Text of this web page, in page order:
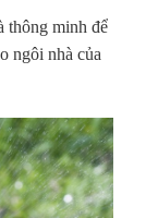
thông minh để
ngôi nhà của